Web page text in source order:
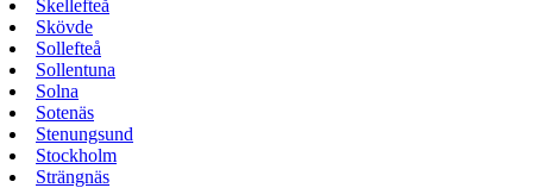
Skellefteå
Skövde
Sollefteå
Sollentuna
Solna
Sotenäs
Stenungsund
Stockholm
Strängnäs